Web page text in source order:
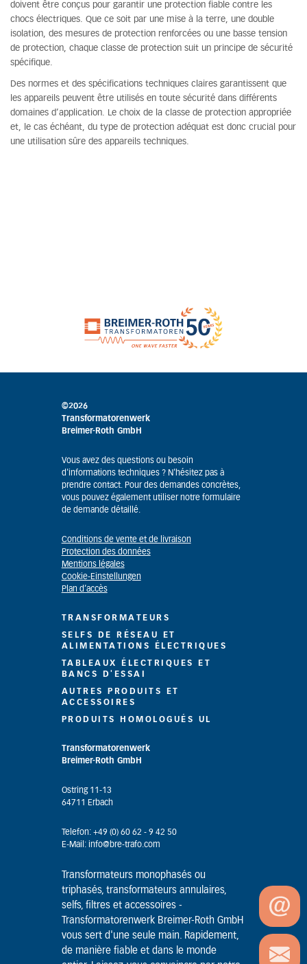
doivent être conçus pour garantir une protection fiable contre les
chocs électriques. Que ce soit par une mise à la terre, une double
isolation, des mesures de protection renforcées ou une basse tension
de protection, chaque classe de protection suit un principe de sécurité
spécifique.
Des normes et des spécifications techniques claires garantissent que
les appareils peuvent être utilisés en toute sécurité dans différents
domaines d’application. Le choix de la classe de protection appropriée
et, le cas échéant, du type de protection adéquat est donc crucial pour
une utilisation sûre des appareils techniques.
©2026
Transformatorenwerk
Breimer-Roth GmbH
Vous avez des questions ou besoin
d'informations techniques ? N'hésitez pas à
prendre contact. Pour des demandes concrètes,
vous pouvez également utiliser notre formulaire
de demande détaillé.
Conditions de vente et de livraison
Protection des données
Mentions légales
Cookie-Einstellungen
Plan d’accès
TRANSFORMATEURS
SELFS DE RÉSEAU ET
ALIMENTATIONS ÉLECTRIQUES
TABLEAUX ÉLECTRIQUES ET
BANCS D'ESSAI
AUTRES PRODUITS ET
ACCESSOIRES
PRODUITS HOMOLOGUÉS UL
Transformatorenwerk
Breimer-Roth GmbH
Ostring 11-13
64711 Erbach
Telefon: +49 (0) 60 62 - 9 42 50
E-Mail: info@bre-trafo.com
Transformateurs monophasés ou
triphasés, transformateurs annulaires,
selfs, filtres et accessoires -
Transformatorenwerk Breimer-Roth GmbH
vous sert d'une seule main. Rapidement,
de manière fiable et dans le monde